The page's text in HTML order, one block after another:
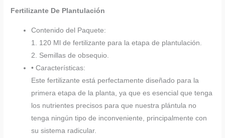
cantidad
Fertilizante De Plantulación
Contenido del Paquete:
1. 120 Ml de fertilizante para la etapa de plantulación.
2. Semillas de obsequio.
• Características:
Este fertilizante está perfectamente diseñado para la
primera etapa de la planta, ya que es esencial que tenga
los nutrientes precisos para que nuestra plántula no
tenga ningún tipo de inconveniente, principalmente con
su sistema radicular.